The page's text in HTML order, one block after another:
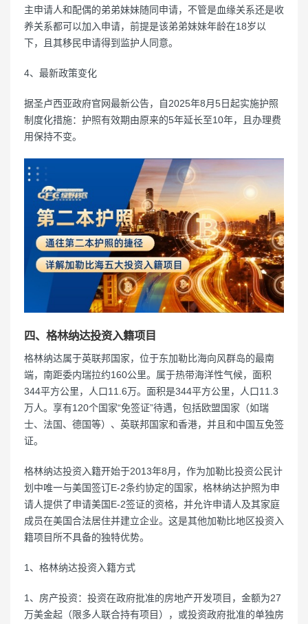
主申请人和配偶的弟弟妹妹随同申请，不管是血缘关系还是收
养关系都可以加入申请，前提是该弟弟妹妹年龄在18岁以
下，且其移民申请得到监护人同意。
4、最新政策变化
据圣卢西亚政府官网最新公告，自2025年8月5日起实施护照
制度化措施：护照有效期由原来的5年延长至10年，且办理费
用保持不变。
四、格林纳达投资入籍项目
格林纳达属于英联邦国家，位于东加勒比海向风群岛的最南
端，南距委内瑞拉约160公里。属于热带海洋性气候，面积
344平方公里，人口11.6万。面积是344平方公里，人口11.3
万人。享有120个国家“免签证”待遇，包括欧盟国家（如瑞
士、法国、德国等）、英联邦国家和香港，并且和中国互免签
证。
格林纳达投资入籍开始于2013年8月，作为加勒比投资公民计
划中唯一与美国签订E-2条约协定的国家，格林纳达护照为申
请人提供了申请美国E-2签证的资格，并允许申请人及其家庭
成员在美国合法居住并建立企业。这是其他加勒比地区投资入
籍项目所不具备的独特优势。
1、格林纳达投资入籍方式
1、房产投资：投资在政府批准的房地产开发项目，金额为27
万美金起（限多人联合持有项目），或投资政府批准的单独房